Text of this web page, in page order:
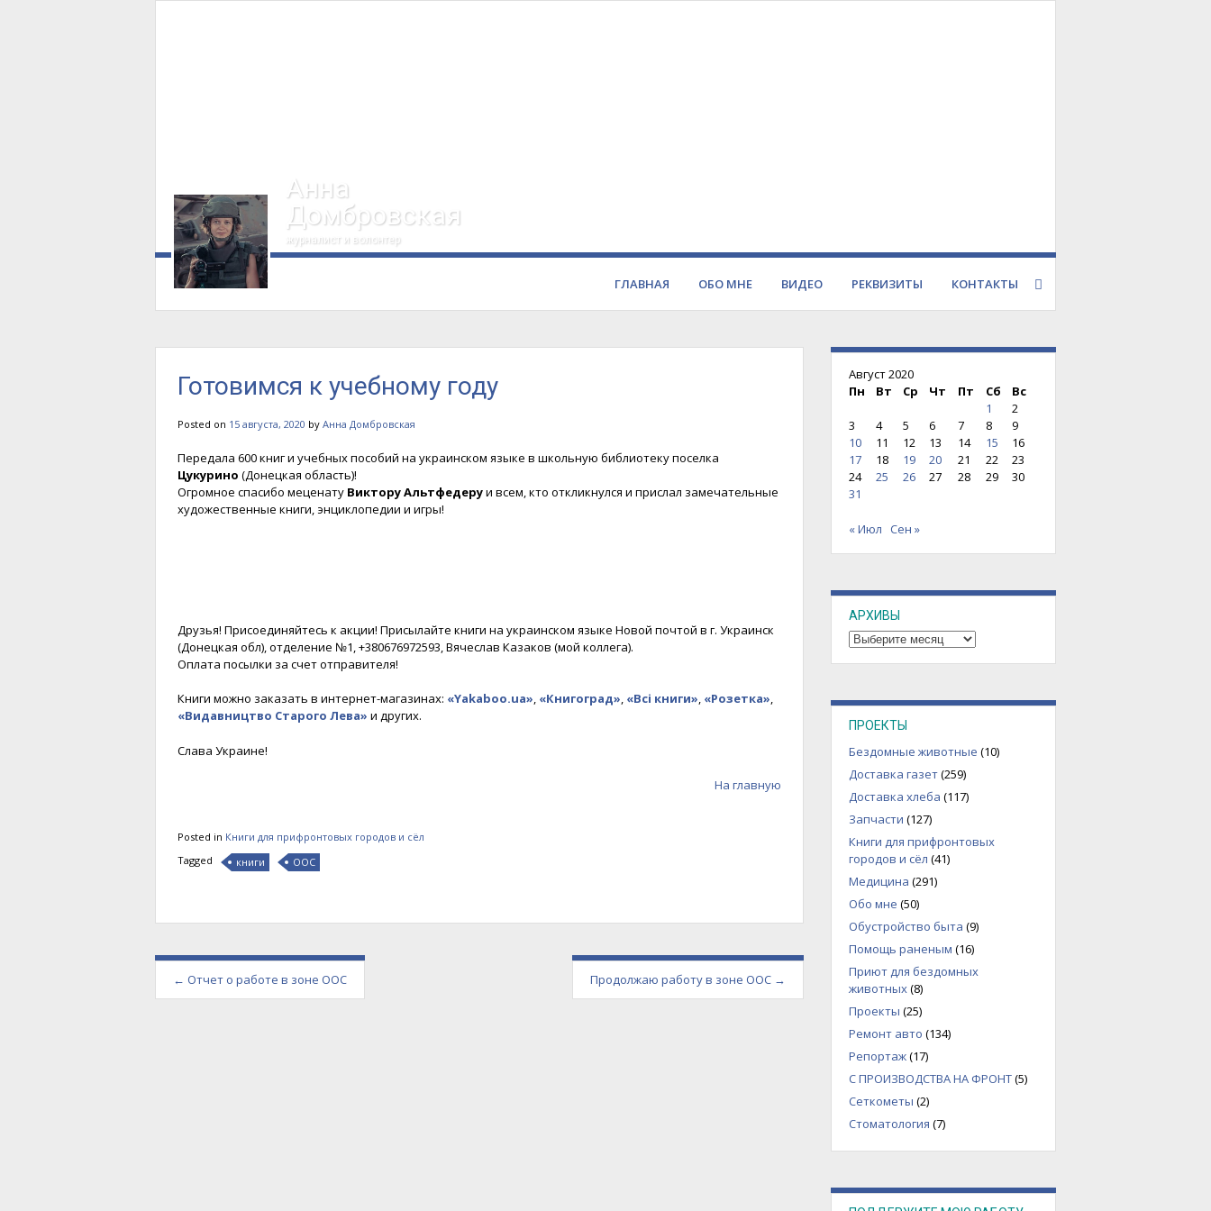
Анна
Домбровская
журналист и волонтер
ГЛАВНАЯ ОБО МНЕ ВИДЕО РЕКВИЗИТЫ КОНТАКТЫ
Готовимся к учебному году
Posted on 15 августа, 2020 by Анна Домбровская
Передала 600 книг и учебных пособий на украинском языке в школьную библиотеку поселка
Цукурино (Донецкая область)!
Огромное спасибо меценату Виктору Альтфедеруи всем, кто откликнулся и прислал замечательные
художественные книги, энциклопедии и игры!
Друзья! Присоединяйтесь к акции! Присылайте книги на украинском языке Новой почтой в г. Украинск
(Донецкая обл), отделение №1, +380676972593, Вячеслав Казаков (мой коллега).
Оплата посылки за счет отправителя!
Книги можно заказать в интернет-магазинах: «Yakaboo.ua», «Книгоград», «Всі книги», «Розетка»,
«Видавництво Старого Лева» и других.
Слава Украине!
На главную
Posted in Книги для прифронтовых городов и сёл
Tagged
книги ООС
Post
navigation
← Отчет о работе в зоне ООС Продолжаю работу в зоне ООС →
Август 2020
Пн
Вт Ср Чт Пт Сб
Вс
1
2
3
4 5 6 7 8
9
10
11 12 13 14 15
16
17
18 19 20 21 22
23
24
25 26 27 28 29
30
31
« Июл Сен »
АРХИВЫ
Архивы
ПРОЕКТЫ
Бездомные животные (10)
Доставка газет(259)
Доставка хлеба (117)
Запчасти (127)
Книги для прифронтовых
городов и сёл (41)
Медицина (291)
Обо мне (50)
Обустройство быта (9)
Помощь раненым (16)
Приют для бездомных
животных(8)
Проекты (25)
Ремонт авто (134)
Репортаж(17)
С ПРОИЗВОДСТВА НА ФРОНТ(5)
Сеткометы (2)
Стоматология (7)